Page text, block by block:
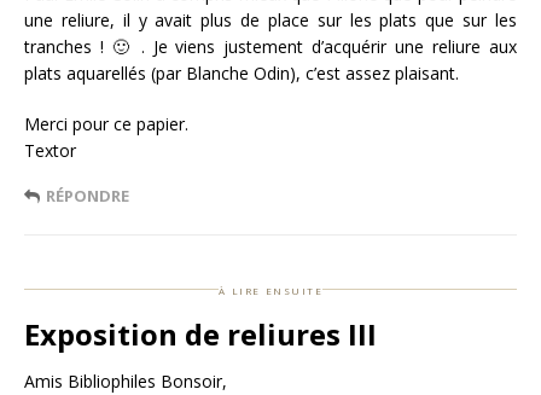
une reliure, il y avait plus de place sur les plats que sur les
tranches ! 🙂 . Je viens justement d’acquérir une reliure aux
plats aquarellés (par Blanche Odin), c’est assez plaisant.
Merci pour ce papier.
Textor
RÉPONDRE
à lire ensuite
Exposition de reliures III
Amis Bibliophiles Bonsoir,